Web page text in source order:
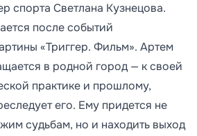
спорта Светлана Кузнецова.
после событий
«Триггер. Фильм». Артем
в родной город — к своей
практике и прошлому,
его. Ему придется не
судьбам, но и находить выход